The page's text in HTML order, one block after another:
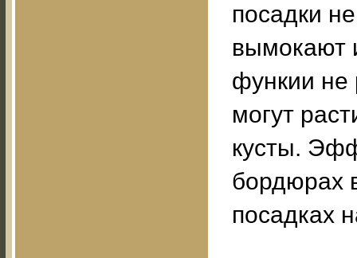
посадки
вымокают
функии не
могут
кусты.
бордюрах
посадках